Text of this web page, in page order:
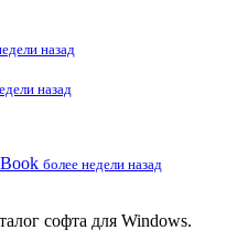
назад
назад
более недели назад
софта для Windows.